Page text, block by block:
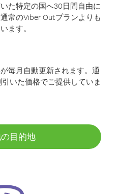
た特定の国へ30日間自由に
常のViber Outプランよりも
ます。
毎月自動更新されます。通
いた価格でご提供していま
目的地